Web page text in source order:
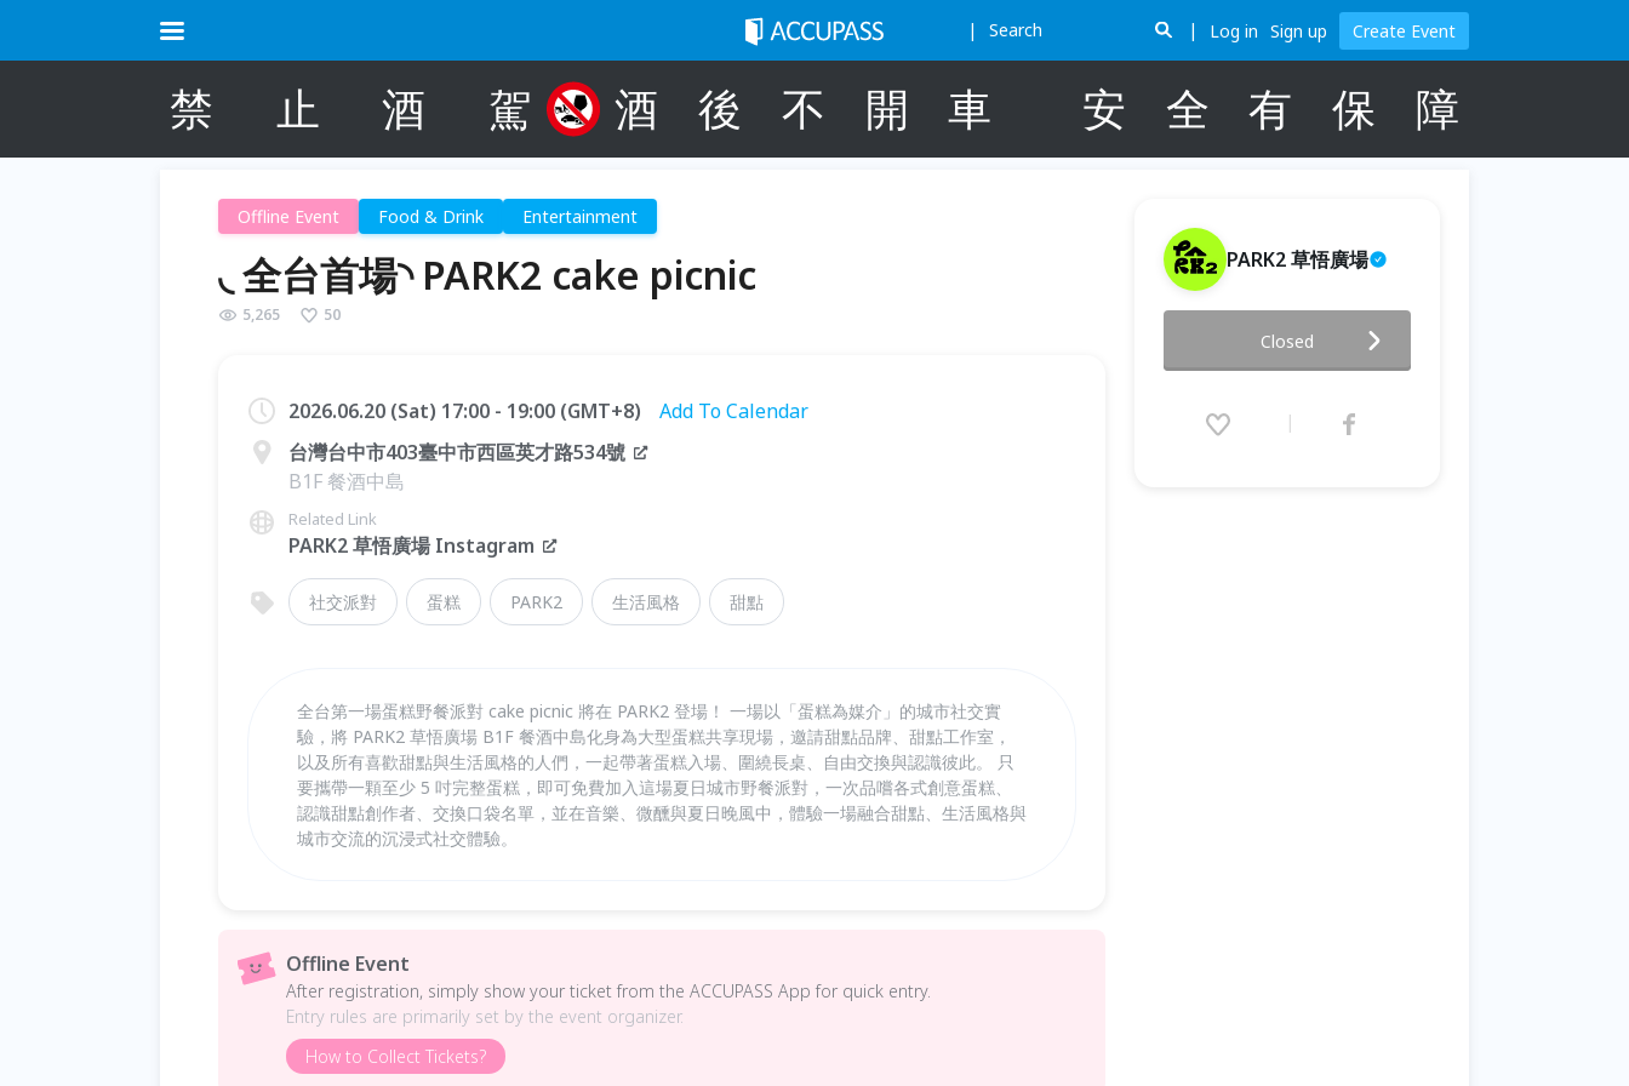
Search Log in Sign up Create Event
禁 止 酒 駕 酒 後 不 開 車 安 全 有 保 障
Offline Event Food & Drink Entertainment
◟ 全台首場◝ PARK2 cake picnic
5,265 50
2026.06.20 (Sat) 17:00 - 19:00 (GMT+8)
Add To Calendar
台灣台中市403臺中市西區英才路534號
B1F 餐酒中島
Related Link
PARK2 草悟廣場 Instagram
社交派對 蛋糕 PARK2 生活風格 甜點
全台第一場蛋糕野餐派對 cake picnic 將在 PARK2 登場！ 一場以「蛋糕為媒介」的城市社交實
驗，將 PARK2 草悟廣場 B1F 餐酒中島化身為大型蛋糕共享現場，邀請甜點品牌、甜點工作室，
以及所有喜歡甜點與生活風格的人們，一起帶著蛋糕入場、圍繞長桌、自由交換與認識彼此。 只
要攜帶一顆至少 5 吋完整蛋糕，即可免費加入這場夏日城市野餐派對，一次品嚐各式創意蛋糕、
認識甜點創作者、交換口袋名單，並在音樂、微醺與夏日晚風中，體驗一場融合甜點、生活風格與
城市交流的沉浸式社交體驗。
Offline Event
After registration, simply show your ticket from the ACCUPASS App for quick entry.
Entry rules are primarily set by the event organizer.
How to Collect Tickets?
PARK2 草悟廣場
2026.06.20 (Sat) 17:00 - 19:00
(GMT+8)
Closed